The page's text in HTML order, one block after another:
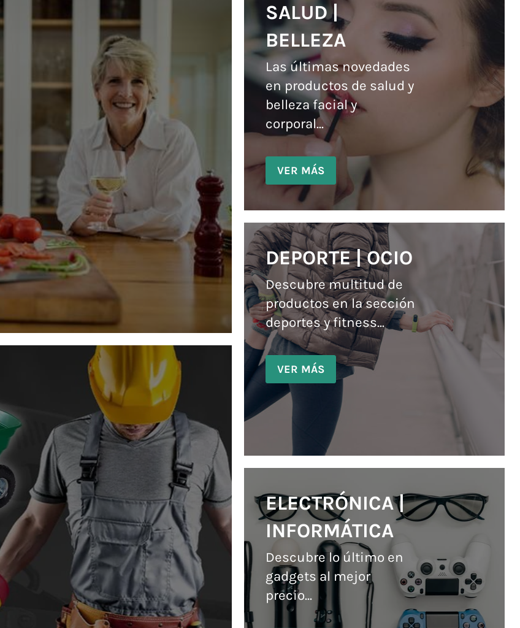
SALUD |
BELLEZA
Las últimas novedades
en productos de salud y
belleza facial y
corporal...
VER MÁS
DEPORTE | OCIO
Descubre multitud de
productos en la sección
deportes y fitness...
VER MÁS
ELECTRÓNICA |
INFORMÁTICA
Descubre lo último en
gadgets al mejor
precio...